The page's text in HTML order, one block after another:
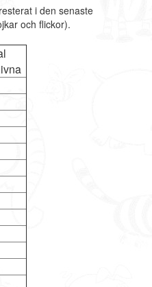
i den senaste
och flickor).